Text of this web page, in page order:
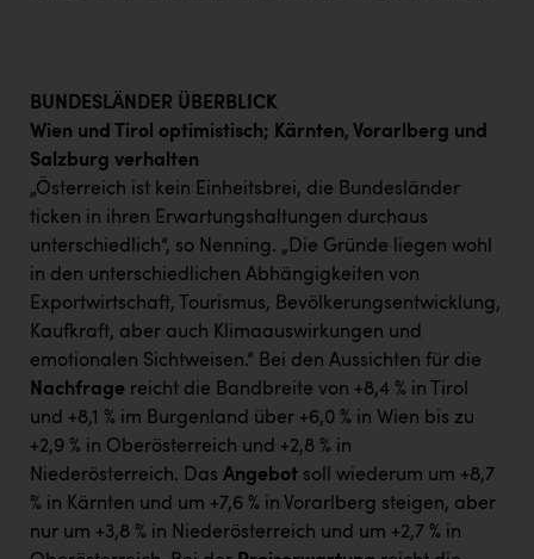
BUNDESLÄNDER ÜBERBLICK
Wien und Tirol optimistisch; Kärnten, Vorarlberg und
Salzburg verhalten
„Österreich ist kein Einheitsbrei, die Bundesländer
ticken in ihren Erwartungshaltungen durchaus
unterschiedlich“, so Nenning. „Die Gründe liegen wohl
in den unterschiedlichen Abhängigkeiten von
Exportwirtschaft, Tourismus, Bevölkerungsentwicklung,
Kaufkraft, aber auch Klimaauswirkungen und
emotionalen Sichtweisen.“ Bei den Aussichten für die
Nachfrage reicht die Bandbreite von +8,4 % in Tirol
und +8,1 % im Burgenland über +6,0 % in Wien bis zu
+2,9 % in Oberösterreich und +2,8 % in
Niederösterreich. Das Angebot soll wiederum um +8,7
% in Kärnten und um +7,6 % in Vorarlberg steigen, aber
nur um +3,8 % in Niederösterreich und um +2,7 % in